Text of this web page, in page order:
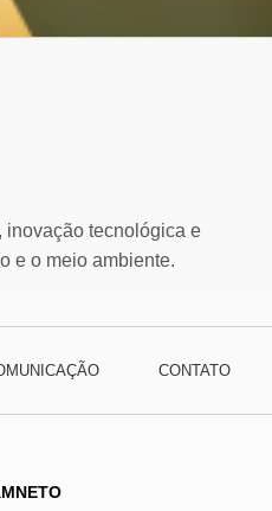
inovação tecnológica e
e o meio ambiente.
CONTATO